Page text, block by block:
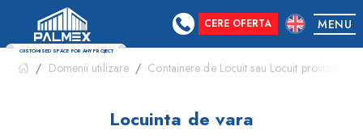
CUSTOMISED SPACE FOR ANY PROJECT
CERE OFERTA MENU
Domenii utilizare Containere de Locuit sau Locuit provizoriu
Locuinta de vara